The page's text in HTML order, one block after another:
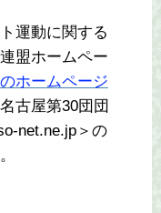
運動に関する
盟ホームペー
ホームページ
古屋第30団団
net.ne.jp＞の